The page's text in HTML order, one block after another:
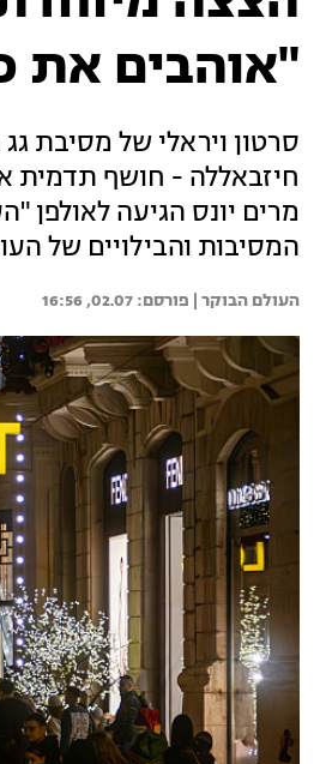
"אוהבים
סרטון ויראלי של מסיבת
חיזבאללה - חושף תדמית
מרים יונס הגיעה לאולפן
המסיבות והבילויים של
העולם הבוקר | 02.07, 16:56